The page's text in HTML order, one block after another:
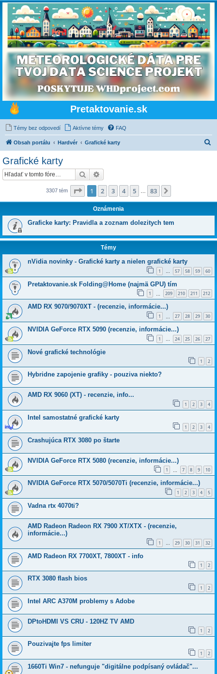
Pretaktovanie.sk
Témy bez odpovedí Aktívne témy FAQ
Obsah portálu Hardvér Grafické karty
Grafické karty
Hľadať
3307 tém Strana z83
1 2 3 4 5 83
Oznámenia
Graficke karty: Pravidla a zoznam dolezitych tem
Témy
nVidia novinky - Grafické karty a nielen grafické karty
1 … 57 58 59 60
Pretaktovanie.sk Folding@Home (najmä GPU) tím
1 209 210 211 212
AMD RX 9070/9070XT - (recenzie, informácie...)
1 27 28 29 30
NVIDIA GeForce RTX 5090 (recenzie, informácie...)
1 … 24 25 26 27
Nové grafické technológie
1 2
Hybridne zapojenie grafiky - pouziva niekto?
AMD RX 9060 (XT) - recenzie, info...
1 2 3 4
Intel samostatné grafické karty
1 2 3 4
Crashujúca RTX 3080 po štarte
NVIDIA GeForce RTX 5080 (recenzie, informácie...)
1 7 8 9 10
NVIDIA GeForce RTX 5070/5070Ti (recenzie, informácie...)
1 2 3 4 5
Vadna rtx 4070ti?
AMD Radeon Radeon RX 7900 XT/XTX - (recenzie,
informácie...)
1 … 29 30 31 32
AMD Radeon RX 7700XT, 7800XT - info
1 2
RTX 3080 flash bios
1 2
Intel ARC A370M problemy s Adobe
DPtoHDMI VS CRU - 120HZ TV AMD
1 2
Pouzivajte fps limiter
1 2
1660Ti Win7 - nefunguje "digitálne podpísaný ovládač"...